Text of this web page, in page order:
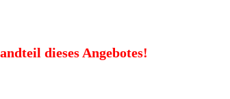
dieses Angebotes!